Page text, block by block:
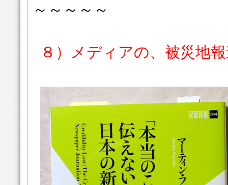
～～～～～
８）メディアの、被災地